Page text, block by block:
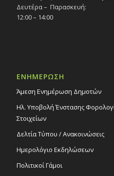
Δευτέρα – Παρασκευή:
12:00 – 14:00
ΕΝΗΜΕΡΩΣΗ
Άμεση Ενημέρωση Δημοτών
Ηλ. Υποβολή Ένστασης
Στοιχείων
Δελτία Τύπου / Ανακοινώσεις
Ημερολόγιο Εκδηλώσεων
Πολιτικοί Γάμοι